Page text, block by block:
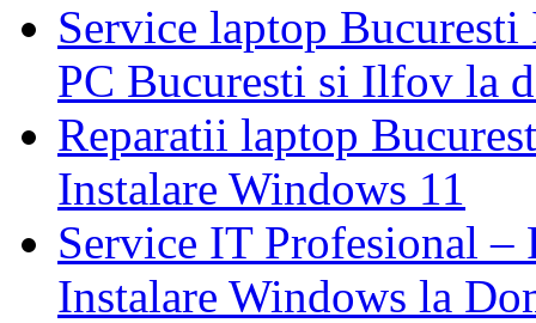
Service laptop
PC Bucuresti si Ilfov la
Reparatii laptop
Instalare Windows 11
Service IT Profesional –
Instalare Windows la